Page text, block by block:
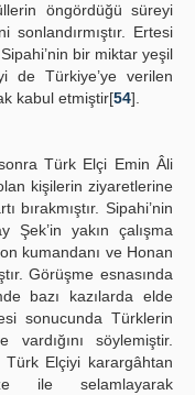
öngördüğü süreyi
Ertesi
bir miktar yeşil
de Türkiye’ye verilen
kabul etmiştir[54].
Türk Elçi Emin Âli
kişilerin ziyaretlerine
Sipahi’nin
yakın çalışma
kumandanı ve Honan
Görüşme esnasında
bazı kazılarda elde
sonucunda Türklerin
söylemiştir.
Elçiyi karargâhtan
ile selamlayarak